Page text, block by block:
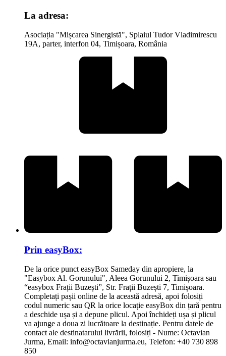
La adresa:
Asociația "Mișcarea Sinergistă", Splaiul Tudor Vladimirescu
19A, parter, interfon 04, Timișoara, România
Prin easyBox:
De la orice punct easyBox Sameday din apropiere, la
"Easybox Al. Gorunului", Aleea Gorunului 2, Timișoara sau
“easybox Frații Buzești”, Str. Frații Buzești 7, Timișoara.
Completați pașii online de la această adresă, apoi folosiți
codul numeric sau QR la orice locație easyBox din țară pentru
a deschide ușa și a depune plicul. Apoi închideți ușa și plicul
va ajunge a doua zi lucrătoare la destinație. Pentru datele de
contact ale destinatarului livrării, folosiți - Nume: Octavian
Jurma, Email: info@octavianjurma.eu, Telefon: +40 730 898
850